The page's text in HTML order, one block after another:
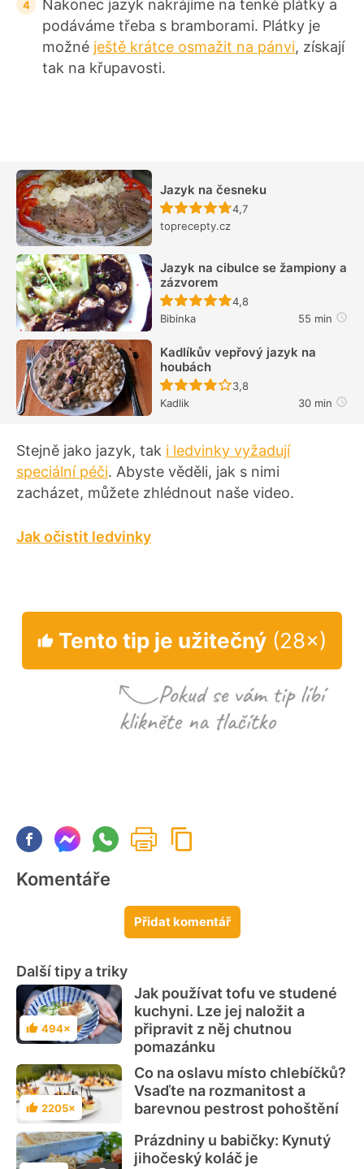
Nakonec jazyk nakrájíme na tenké plátky a
podáváme třeba s bramborami. Plátky je
možné ještě krátce osmažit na pánvi, získají
tak na křupavosti.
Jazyk na česneku
Recept ještě nebyl
4,7
toprecepty.cz
Jazyk na cibulce se žampiony a
zázvorem
Recept ještě nebyl
4,8
Bibinka
55 min
Kadlíkův vepřový jazyk na
houbách
Recept ještě nebyl
3,8
Kadlik
30 min
Stejně jako jazyk, tak i ledvinky vyžadují
speciální péči. Abyste věděli, jak s nimi
zacházet, můžete zhlédnout naše video.
Jak očistit ledvinky
Tento tip je užitečný (28×)
Komentáře
Přidat komentář
Další tipy a triky
Hodnocení
494×
Jak používat tofu ve studené
kuchyni. Lze jej naložit a
připravit z něj chutnou
pomazánku
Hodnocení
2205×
Co na oslavu místo chlebíčků?
Vsaďte na rozmanitost a
barevnou pestrost pohoštění
Prázdniny u babičky: Kynutý
jihočeský koláč je